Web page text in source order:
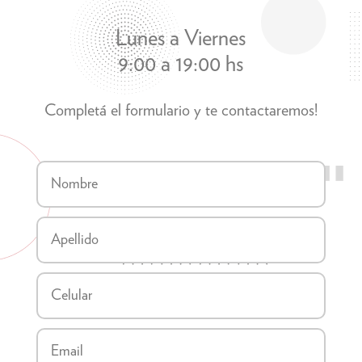
Lunes a Viernes
9:00 a 19:00 hs
Completá el formulario y te contactaremos!